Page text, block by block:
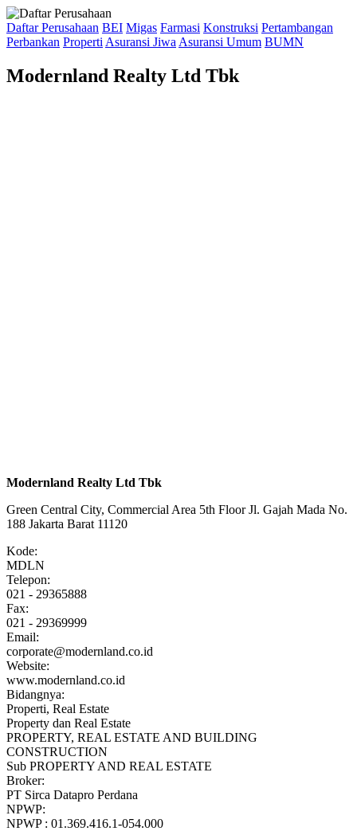
Daftar Perusahaan BEI Migas Farmasi Konstruksi Pertambangan
Perbankan Properti Asuransi Jiwa Asuransi Umum BUMN
Modernland Realty Ltd Tbk
Modernland Realty Ltd Tbk
Green Central City, Commercial Area 5th Floor Jl. Gajah Mada No.
188 Jakarta Barat 11120
Kode:
MDLN
Telepon:
021 - 29365888
Fax:
021 - 29369999
Email:
corporate@modernland.co.id
Website:
www.modernland.co.id
Bidangnya:
Properti, Real Estate
Property dan Real Estate
PROPERTY, REAL ESTATE AND BUILDING
CONSTRUCTION
Sub PROPERTY AND REAL ESTATE
Broker:
PT Sirca Datapro Perdana
NPWP:
NPWP : 01.369.416.1-054.000